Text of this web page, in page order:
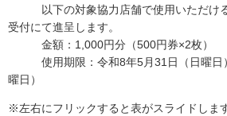
以下の対象協力店舗で使用いただける
受付にて進呈します。
金額：1,000円分（500円券×2枚）
使用期限：令和8年5月31日（日曜日
曜日）
※左右にフリックすると表がスライドします